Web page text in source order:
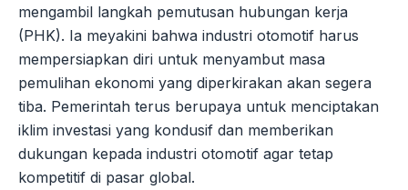
mengambil langkah pemutusan hubungan kerja
(PHK). Ia meyakini bahwa industri otomotif harus
mempersiapkan diri untuk menyambut masa
pemulihan ekonomi yang diperkirakan akan segera
tiba. Pemerintah terus berupaya untuk menciptakan
iklim investasi yang kondusif dan memberikan
dukungan kepada industri otomotif agar tetap
kompetitif di pasar global.